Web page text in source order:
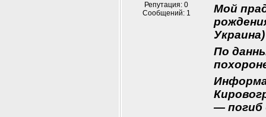
Репутация: 0
Сообщений: 1
Мой
Украина)
По
— погиб